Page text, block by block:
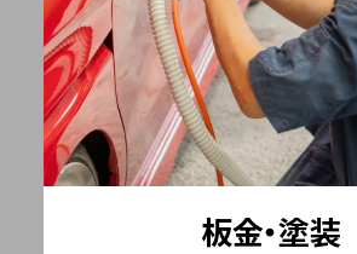
板金・塗装